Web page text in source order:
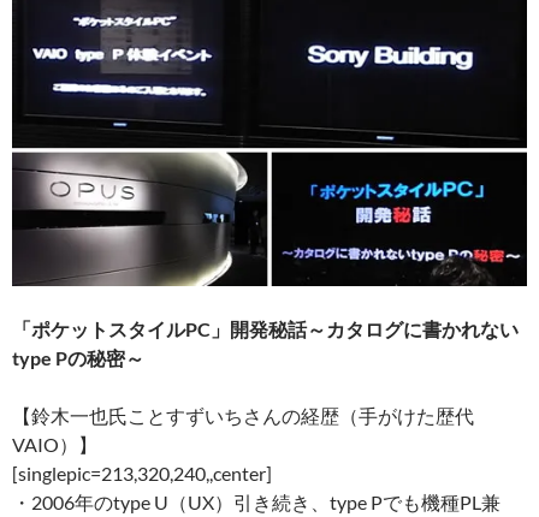
「ポケットスタイルPC」開発秘話～カタログに書かれない
type Pの秘密～
【鈴木一也氏ことすずいちさんの経歴（手がけた歴代
VAIO）】
[singlepic=213,320,240,,center]
・2006年のtype U（UX）引き続き、type Pでも機種PL兼